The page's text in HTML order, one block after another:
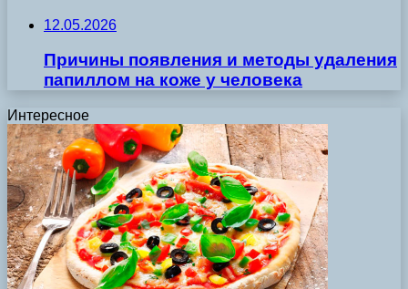
12.05.2026
Причины появления и методы удаления
папиллом на коже у человека
Интересное